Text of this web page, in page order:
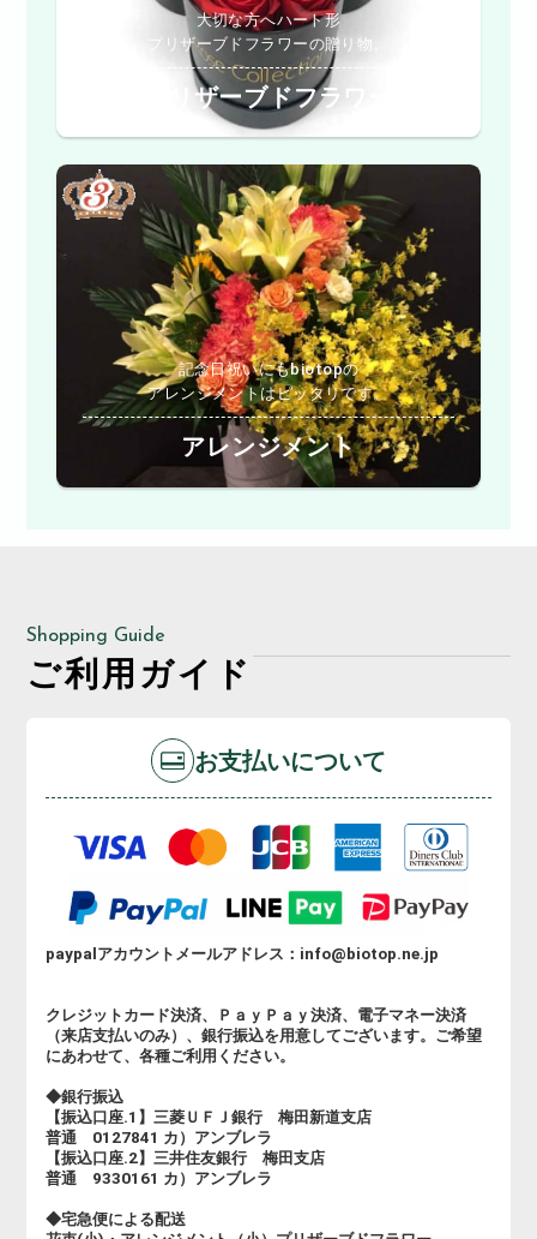
大切な方へハート形
プリザーブドフラワーの贈り物。
プリザーブドフラワー
記念日祝いにもbiotopの
アレンジメントはピッタリです。
アレンジメント
Shopping Guide
ご利用ガイド
お支払いについて
paypalアカウントメールアドレス：info@biotop.ne.jp
クレジットカード決済、ＰａｙＰａｙ決済、電子マネー決済
（来店支払いのみ）、銀行振込を用意してございます。ご希望
にあわせて、各種ご利用ください。
◆銀行振込
【振込口座.1】三菱ＵＦＪ銀行 梅田新道支店
普通 0127841 カ）アンブレラ
【振込口座.2】三井住友銀行 梅田支店
普通 9330161 カ）アンブレラ
◆宅急便による配送